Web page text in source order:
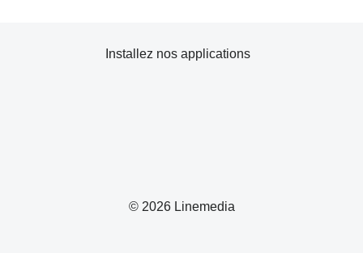
© 2026 Linemedia
Installez nos applications